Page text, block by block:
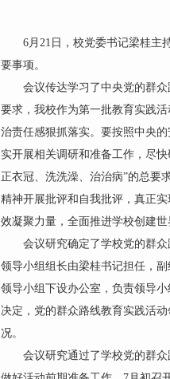
6月21日，校党委书记梁桂主持
要事项。
会议传达学习了中央党的群众
要求，我校作为第一批教育实践
治责任感狠抓落实。要按照中央
实开展相关调研和准备工作，尽
正衣冠、洗洗澡、治治病”的总要
精神开展批评和自我批评，真正
效凝聚力量，全面推进学校创建世
会议研究确定了学校党的群众
领导小组组长由梁桂书记担任，
领导小组下设办公室，负责领导
决定，党的群众路线教育实践活
况。
会议研究通过了学校党的群众